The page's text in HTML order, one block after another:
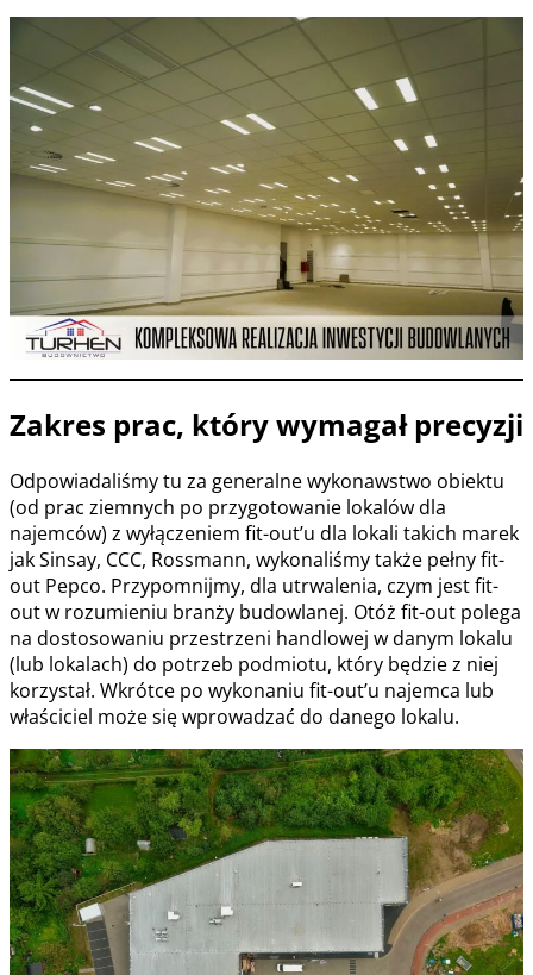
Zakres prac, który wymagał precyzji
Odpowiadaliśmy tu za generalne wykonawstwo obiektu
(od prac ziemnych po przygotowanie lokalów dla
najemców) z wyłączeniem fit-out’u dla lokali takich marek
jak Sinsay, CCC, Rossmann, wykonaliśmy także pełny fit-
out Pepco. Przypomnijmy, dla utrwalenia, czym jest fit-
out w rozumieniu branży budowlanej. Otóż fit-out polega
na dostosowaniu przestrzeni handlowej w danym lokalu
(lub lokalach) do potrzeb podmiotu, który będzie z niej
korzystał. Wkrótce po wykonaniu fit-out’u najemca lub
właściciel może się wprowadzać do danego lokalu.